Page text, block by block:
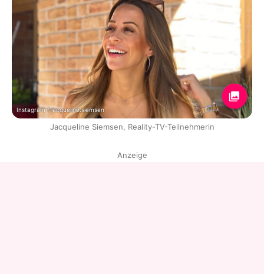
Instagram / jacqueline.siemsen
Jacqueline Siemsen, Reality-TV-Teilnehmerin
Anzeige